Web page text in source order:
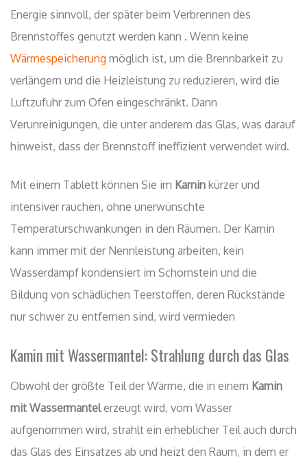
Energie sinnvoll, der später beim Verbrennen des
Brennstoffes genutzt werden kann . Wenn keine
Wärmespeicherung möglich ist, um die Brennbarkeit zu
verlängern und die Heizleistung zu reduzieren, wird die
Luftzufuhr zum Ofen eingeschränkt. Dann
Verunreinigungen, die unter anderem das Glas, was darauf
hinweist, dass der Brennstoff ineffizient verwendet wird.
Mit einem Tablett können Sie im Kamin kürzer und
intensiver rauchen, ohne unerwünschte
Temperaturschwankungen in den Räumen. Der Kamin
kann immer mit der Nennleistung arbeiten, kein
Wasserdampf kondensiert im Schornstein und die
Bildung von schädlichen Teerstoffen, deren Rückstände
nur schwer zu entfernen sind, wird vermieden
Kamin mit Wassermantel: Strahlung durch das Glas
Obwohl der größte Teil der Wärme, die in einem Kamin
mit Wassermantelerzeugt wird, vom Wasser
aufgenommen wird, strahlt ein erheblicher Teil auch durch
das Glas des Einsatzes ab und heizt den Raum, in dem er